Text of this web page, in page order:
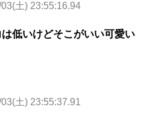
土) 23:55:16.94
低いけどそこがいい可愛い
土) 23:55:37.91